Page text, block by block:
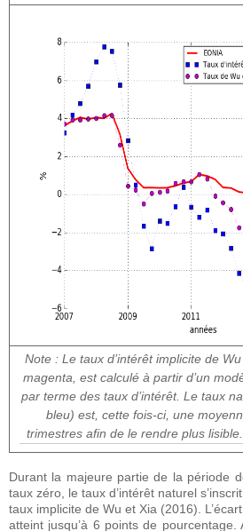
Note : Le taux d’intérêt implicite de
magenta, est calculé à partir d’un
par terme des taux d’intérêt. Le taux
bleu) est, cette fois-ci, une
trimestres afin de le rendre plus lisible.
Durant la majeure partie de la période
taux zéro, le taux d’intérêt naturel
taux implicite de Wu et Xia (2016).
atteint jusqu’à 6 points de pourcentage.